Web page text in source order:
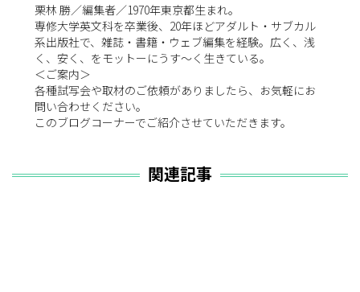
栗林 勝／編集者／1970年東京都生まれ。
専修大学英文科を卒業後、20年ほどアダルト・サブカル
系出版社で、雑誌・書籍・ウェブ編集を経験。広く、浅
く、安く、をモットーにうす〜く生きている。
＜ご案内＞
各種試写会や取材のご依頼がありましたら、お気軽にお
問い合わせください。
このブログコーナーでご紹介させていただきます。
関連記事